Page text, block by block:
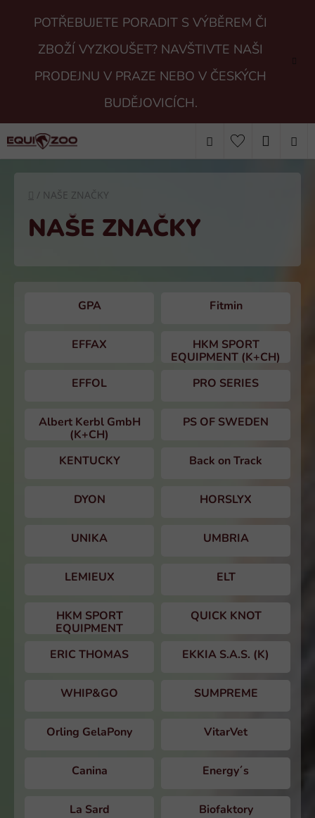
POTŘEBUJETE PORADIT S VÝBĚREM ČI
ZBOŽÍ VYZKOUŠET? NAVŠTIVTE NAŠI
PRODEJNU V PRAZE NEBO V ČESKÝCH
BUDĚJOVICÍCH.
Hledat
Domů
/ NAŠE ZNAČKY
NAŠE ZNAČKY
GPA Fitmin
EFFAX
HKM SPORT
EQUIPMENT (K+CH)
EFFOL
PRO SERIES
Albert Kerbl GmbH
(K+CH)
PS OF SWEDEN
KENTUCKY Back on Track
DYON HORSLYX
UNIKA UMBRIA
LEMIEUX ELT
HKM SPORT
EQUIPMENT
QUICK KNOT
ERIC THOMAS EKKIA S.A.S. (K)
WHIP&GO SUMPREME
Orling GelaPony VitarVet
Canina Energy´s
La Sard Biofaktory